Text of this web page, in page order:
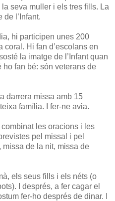
seva muller i els tres fills. La
de l’Infant.
hi participen unes 200
coral. Hi fan d’escolans en
la imatge de l’Infant quan
ho fan bé: són veterans de
darrera missa amb 15
família. I fer-ne avia.
les oracions i les
pel missal i pel
de la nit, missa de
els seus fills i els néts (o
I després, a fer cagar el
fer-ho després de dinar. I